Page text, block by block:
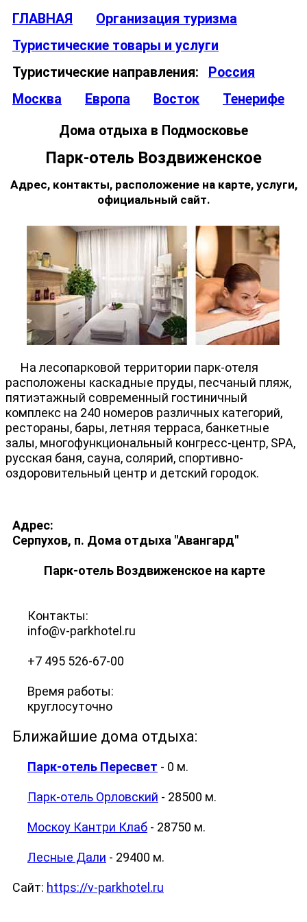
ГЛАВНАЯ
Организация туризма
Туристические товары и услуги
Туристические направления:
Россия
Москва
Европа Восток Тенерифе
Дома отдыха в Подмосковье
Парк-отель Воздвиженское
Адрес, контакты, расположение на карте, услуги,
официальный сайт.
На лесопарковой территории парк-отеля
расположены каскадные пруды, песчаный пляж,
пятиэтажный современный гостиничный
комплекс на 240 номеров различных категорий,
рестораны, бары, летняя терраса, банкетные
залы, многофункциональный конгресс-центр, SPA,
русская баня, сауна, солярий, спортивно-
оздоровительный центр и детский городок.
Адрес:
Серпухов, п. Дома отдыха "Авангард"
Парк-отель Воздвиженское на карте
Контакты:
info@v-parkhotel.ru
+7 495 526-67-00
Время работы:
круглосуточно
Ближайшие дома отдыха:
Парк-отель Пересвет - 0 м.
Парк-отель Орловский - 28500 м.
Москоу Кантри Клаб - 28750 м.
Лесные Дали - 29400 м.
Cайт: https://v-parkhotel.ru